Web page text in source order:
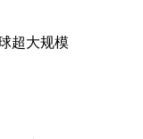
超大规模